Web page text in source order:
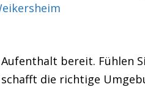
bereit. Fühlen
die richtige